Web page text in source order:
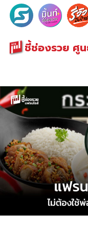
ชี้ช่องรวย ศู
Search
for: